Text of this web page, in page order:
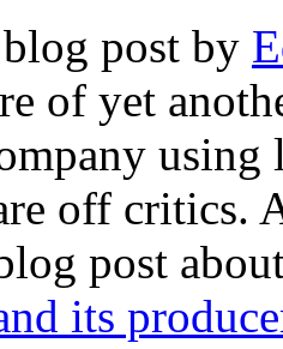
post by
of yet
off critics.
post
its